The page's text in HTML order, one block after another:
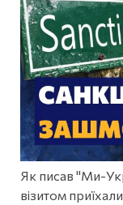
Як писав "Ми-
візитом